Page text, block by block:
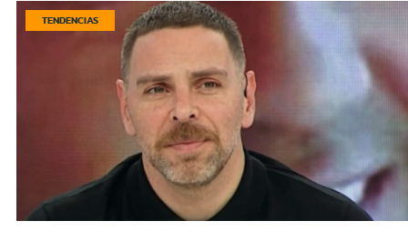
TENDENCIAS